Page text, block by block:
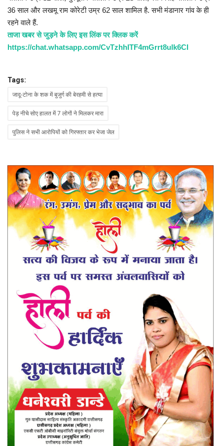
36 साल और लखमू राम कोरेटी उम्र 62 साल शामिल है. सभी मंडानार गांव के ही
रहने वाले हैं.
ताजा खबर से जुड़ने के लिए इस लिंक पर क्लिक करें
https://chat.whatsapp.com/CvTzhhITF4mGrrt8ulk6CI
Tags:
जादू-टोना के शक में बुजुर्ग की बेरहमी से हत्या
पेड़ नीचे सोए हालत में 7 लोगों ने मिलकर मारा
पुलिस ने सभी आरोपियों को गिरफ्तार कर भेजा जेल